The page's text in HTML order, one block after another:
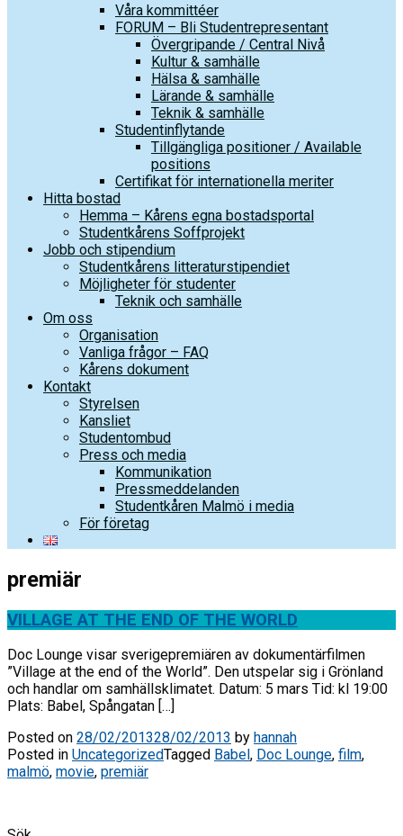
Våra kommittéer
FORUM – Bli Studentrepresentant
Övergripande / Central Nivå
Kultur & samhälle
Hälsa & samhälle
Lärande & samhälle
Teknik & samhälle
Studentinflytande
Tillgängliga positioner / Available
positions
Certifikat för internationella meriter
Hitta bostad
Hemma – Kårens egna bostadsportal
Studentkårens Soffprojekt
Jobb och stipendium
Studentkårens litteraturstipendiet
Möjligheter för studenter
Teknik och samhälle
Om oss
Organisation
Vanliga frågor – FAQ
Kårens dokument
Kontakt
Styrelsen
Kansliet
Studentombud
Press och media
Kommunikation
Pressmeddelanden
Studentkåren Malmö i media
För företag
premiär
VILLAGE AT THE END OF THE WORLD
Doc Lounge visar sverigepremiären av dokumentärfilmen
”Village at the end of the World”. Den utspelar sig i Grönland
och handlar om samhällsklimatet. Datum: 5 mars Tid: kl 19:00
Plats: Babel, Spångatan […]
Posted on 28/02/201328/02/2013 by hannah
Posted in UncategorizedTagged Babel , Doc Lounge, film,
malmö, movie, premiär